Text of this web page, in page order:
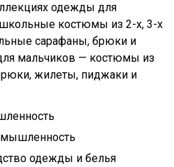
одежды для
костюмы из 2-х, 3-х
сарафаны, брюки и
мальчиков — костюмы из
жилеты, пиджаки и
одежды и белья